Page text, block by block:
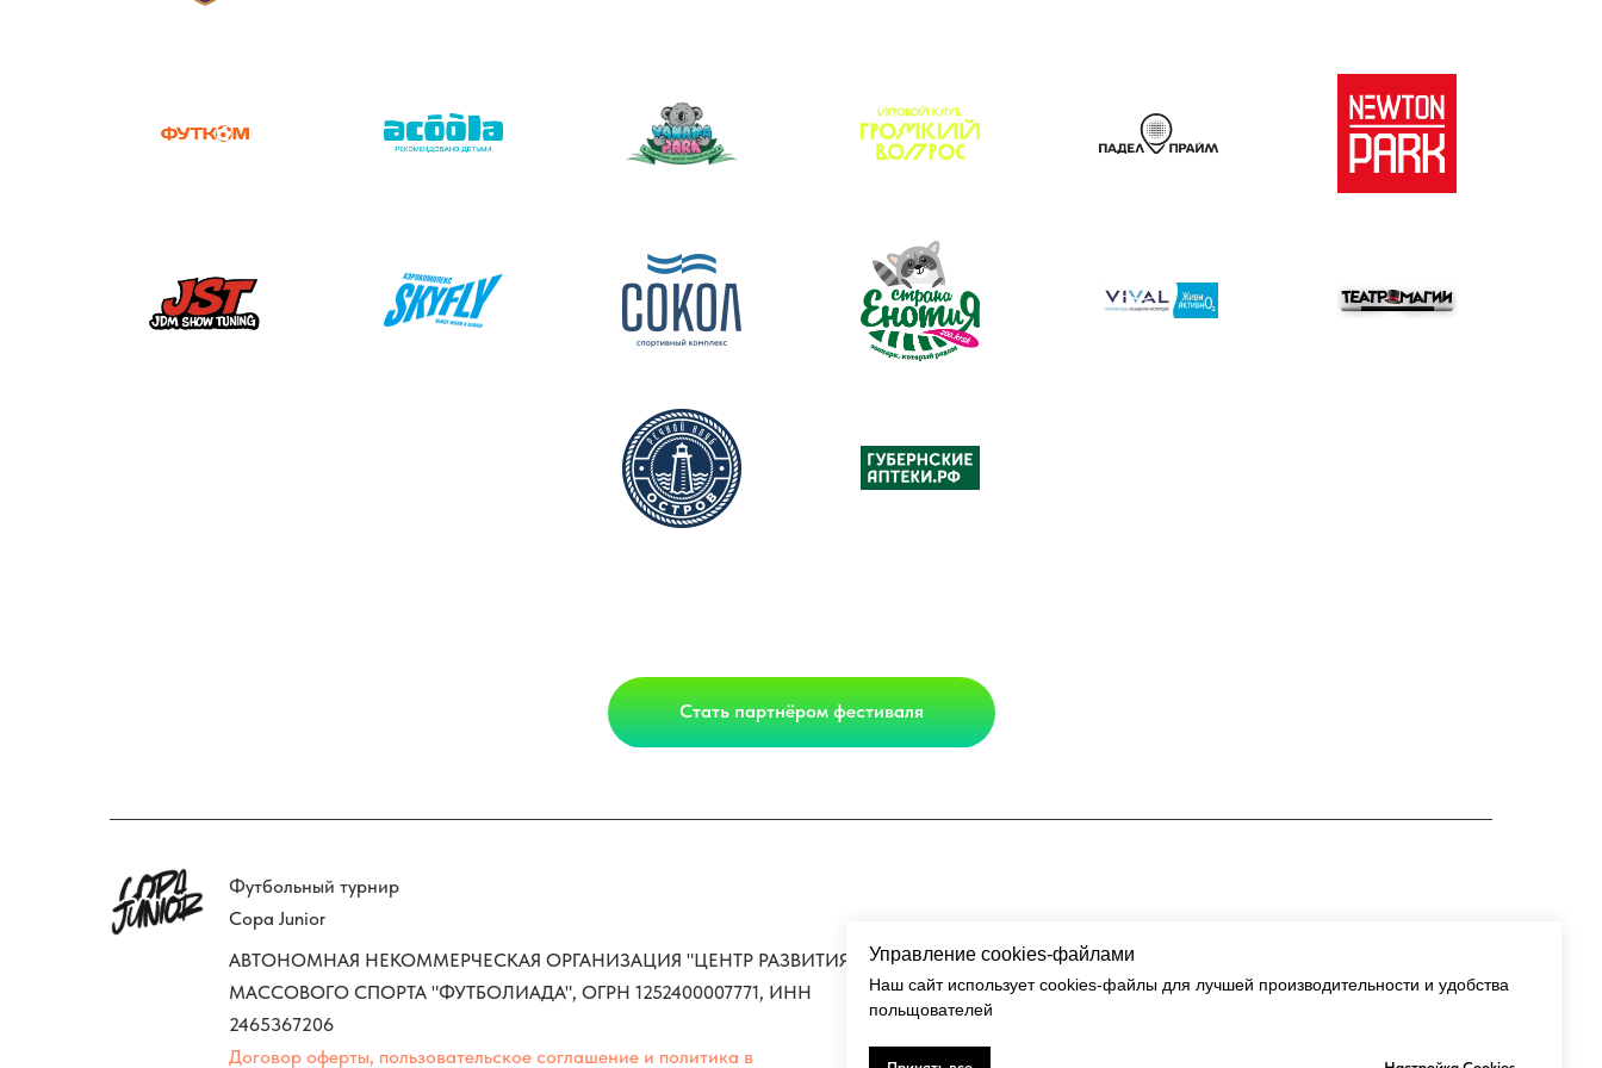
Стать партнёром фестиваля
Управление cookies-файлами
Наш сайт использует cookies-файлы для лучшей производительности и удобства
польщователей
АВТОНОМНАЯ НЕКОММЕРЧЕСКАЯ ОРГАНИЗАЦИЯ "ЦЕНТР РАЗВИТИЯ
МАССОВОГО СПОРТА "ФУТБОЛИАДА", ОГРН 1252400007771, ИНН
2465367206
Договор оферты, пользовательское соглашение и политика в
Футбольный турнир
Copa Junior